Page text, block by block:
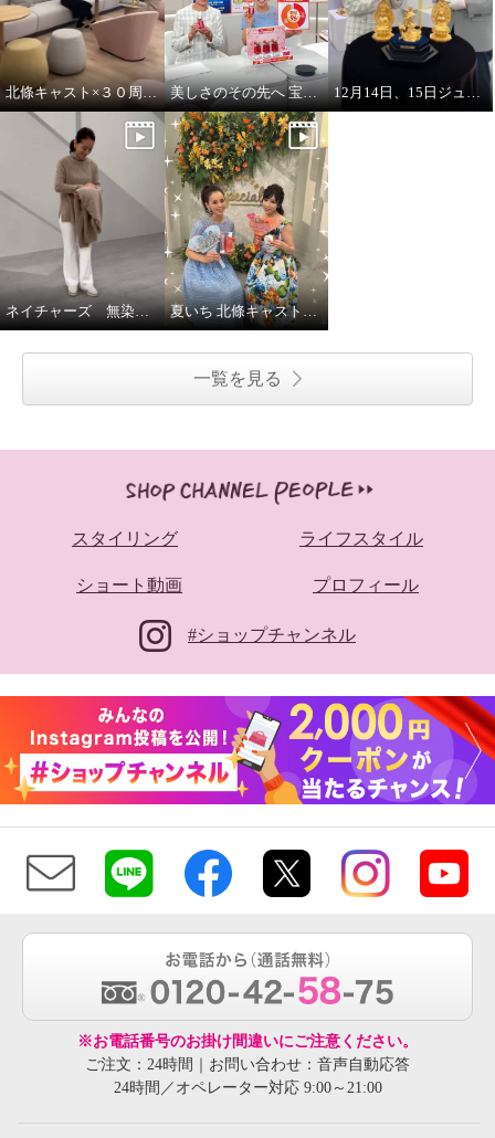
北條キャスト×３０周年タブレットにシール貼り 美しさのその先へ 宝石のように輝く 神秘のオイル レッドオメガ１００
ネイチャーズ 無染色カシミヤケーブル使いコーディガン 夏いち 北條キャストいちおし！パーリーデュー
一覧を見る
スタイリング ライフスタイル
ショート動画 プロフィール
#ショップチャンネル
※お電話番号のお掛け間違いにご注意ください。
ご注文：24時間｜お問い合わせ：音声自動応答
24時間／オペレーター対応 9:00～21:00